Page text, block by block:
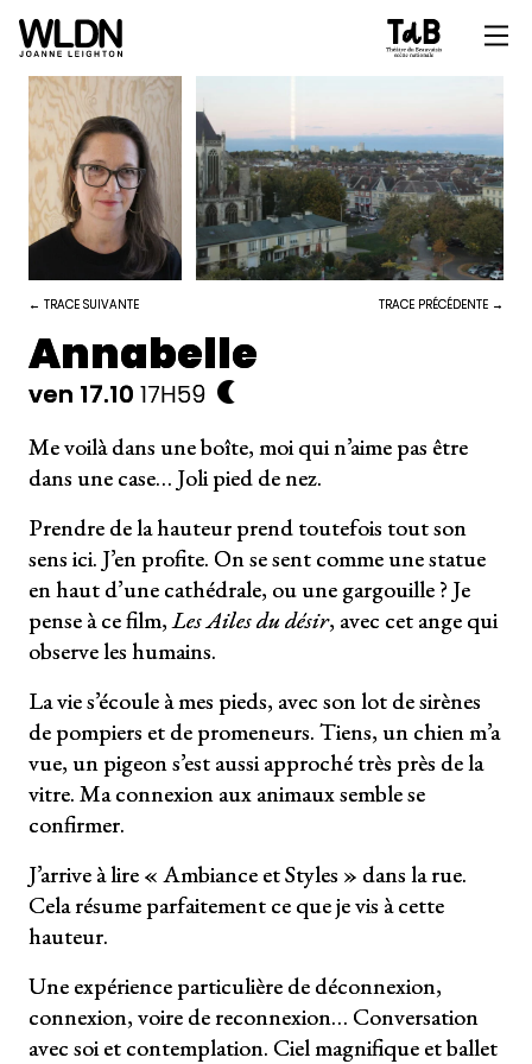
← TRACE SUIVANTE TRACE PRÉCÉDENTE →
Annabelle
ven 17.10 17H59
Me voilà dans une boîte, moi qui n’aime pas être
dans une case… Joli pied de nez.
Prendre de la hauteur prend toutefois tout son
sens ici. J’en profite. On se sent comme une statue
en haut d’une cathédrale, ou une gargouille ? Je
pense à ce film,Les Ailes du désir, avec cet ange qui
observe les humains.
La vie s’écoule à mes pieds, avec son lot de sirènes
de pompiers et de promeneurs. Tiens, un chien m’a
vue, un pigeon s’est aussi approché très près de la
vitre. Ma connexion aux animaux semble se
confirmer.
J’arrive à lire « Ambiance et Styles » dans la rue.
Cela résume parfaitement ce que je vis à cette
hauteur.
Une expérience particulière de déconnexion,
connexion, voire de reconnexion… Conversation
avec soi et contemplation. Ciel magnifique et ballet